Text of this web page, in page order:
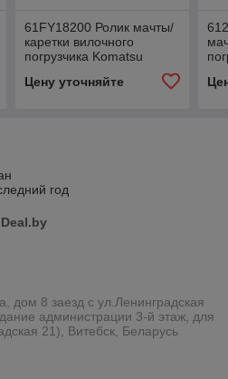
61FY18200 Ролик мачты/
каретки вилочного
погрузчика Komatsu
Цену уточняйте
год
Deal.by
дом 8 заезд с ул.Ленинградская
администрации 3-й этаж, для
21), Витебск, Беларусь